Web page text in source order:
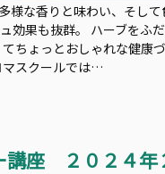
様な香りと味わい、そし
効果も抜群。 ハーブをふ
ちょっとおしゃれな健康
マスクールでは…
講座 ２０２４年